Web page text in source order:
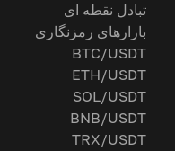
تبادل نقطه ای
بازارهای رمزنگاری
BTC/USDT
ETH/USDT
SOL/USDT
BNB/USDT
TRX/USDT